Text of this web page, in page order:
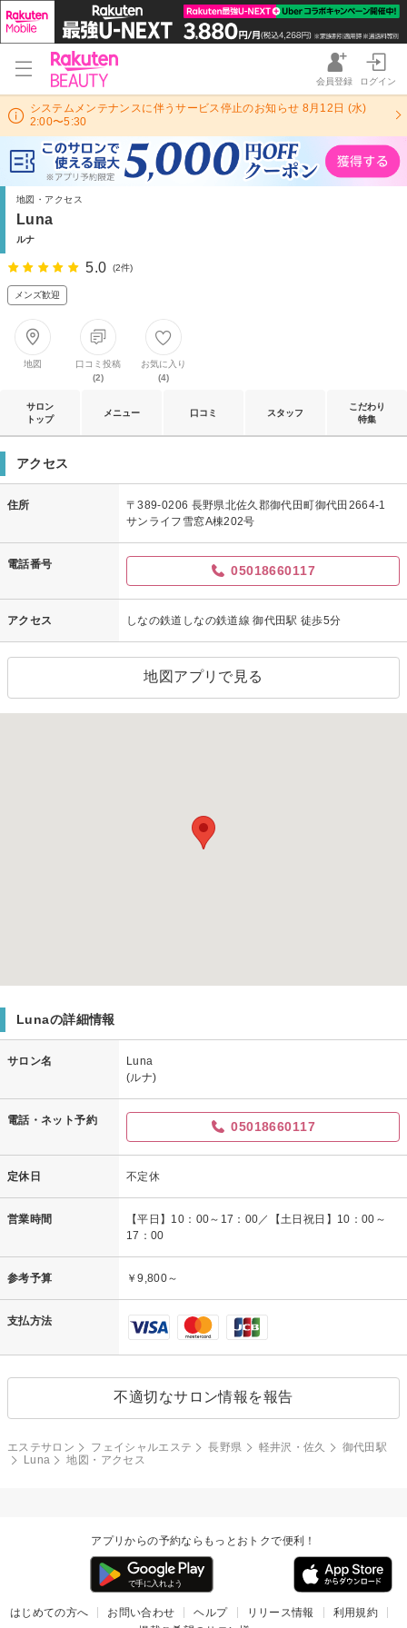
会員登録 ログイン
システムメンテナンスに伴うサービス停止のお知らせ 8月12日 (水)
2:00〜5:30
地図・アクセス
Luna
ルナ
5.0 (2件)
メンズ歓迎
地図
口コミ投稿
(2)
お気に入り
(4)
サロン
トップ
メニュー 口コミ スタッフ
こだわり
特集
アクセス
住所
〒389-0206 長野県北佐久郡御代田町御代田2664-1
サンライフ雪窓A棟202号
電話番号 05018660117
アクセス しなの鉄道しなの鉄道線 御代田駅 徒歩5分
地図アプリで見る
Lunaの詳細情報
サロン名
Luna
(ルナ)
電話・ネット予約 05018660117
定休日 不定休
営業時間
【平日】10：00～17：00／【土日祝日】10：00～
17：00
参考予算 ￥9,800～
支払方法
不適切なサロン情報を報告
エステサロン フェイシャルエステ 長野県 軽井沢・佐久
御代田駅
Luna
地図・アクセス
アプリからの予約ならもっとおトクで便利！
はじめての方へ お問い合わせ ヘルプ リリース情報
利用規約